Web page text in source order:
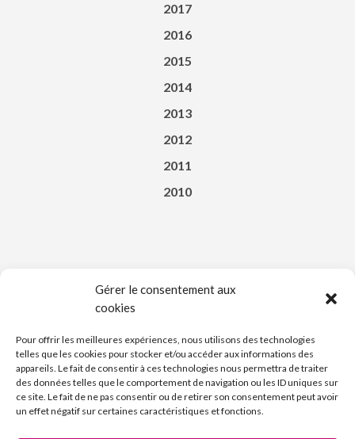
Gérer le consentement aux
cookies
Pour offrir les meilleures expériences, nous utilisons des technologies
telles que les cookies pour stocker et/ou accéder aux informations des
appareils. Le fait de consentir à ces technologies nous permettra de traiter
des données telles que le comportement de navigation ou les ID uniques sur
ce site. Le fait de ne pas consentir ou de retirer son consentement peut avoir
un effet négatif sur certaines caractéristiques et fonctions.
2017
2016
2015
2014
2013
2012
2011
2010
Téléchargez l’appli du Saint-Affricain